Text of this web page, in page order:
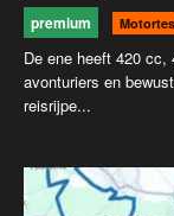
premium
De ene heeft 420 cc,
avonturiers en
reisrijpe...